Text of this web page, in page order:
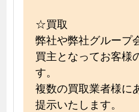
☆買取
弊社や弊社グループ
買主となってお客様
す。
複数の買取業者様に
提示いたします。